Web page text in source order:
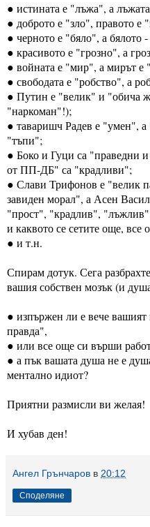
● истината е "лъжа", а
● доброто е "зло", правото
● черното е "бяло", а бялото
● красивото е "грозно", а
● войната е "мир", а мирът е
● свободата е "робство", а
● Путин е "велик" и "обича
"наркоман"!);
● таваришч Радев е "умен",
"тъпи";
● Боко и Гуци са "праведни
от ПП-ДБ" са "крадливи";
● Слави Трифонов е "велик
завиден морал", а Асен
"прост", "крадлив",
и каквото се сетите още, все
● и т.н.
Спирам дотук. Сега
вашия собствен мозък (и
● изпържен ли е вече
правда",
● или все още си върши
● а пък вашата душа не е
ментално идиот?
Приятни размисли ви желая!
И хубав ден!
Ангел Грънчаров в 20:12
Споделяне